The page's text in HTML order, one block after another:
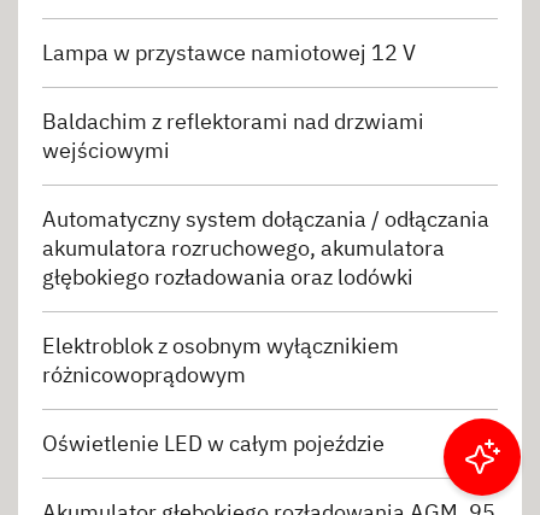
Lampa w przystawce namiotowej 12 V
Baldachim z reflektorami nad drzwiami
wejściowymi
Automatyczny system dołączania / odłączania
akumulatora rozruchowego, akumulatora
głębokiego rozładowania oraz lodówki
Elektroblok z osobnym wyłącznikiem
różnicowoprądowym
Oświetlenie LED w całym pojeździe
Filtruj wyniki